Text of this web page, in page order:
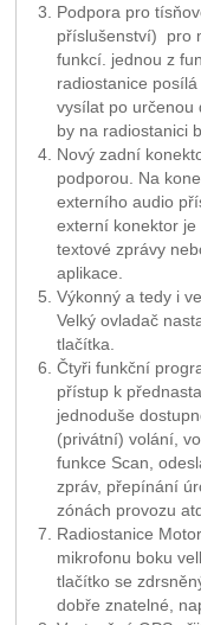
Podpora pro
příslušenství) pro
funkcí. jednou z
radiostanice
vysílat po určenou
by na radiostanici
Nový zadní
podporou. Na
externího audio
externí konektor
textové zprávy
aplikace.
Výkonný a tedy i
Velký ovladač
tlačítka.
Čtyři funkční
přístup k
jednoduše
(privátní) volání,
funkce Scan,
zpráv, přepínání
zónách provozu
Radiostanice
mikrofonu boku
tlačítko se
dobře znatelné,